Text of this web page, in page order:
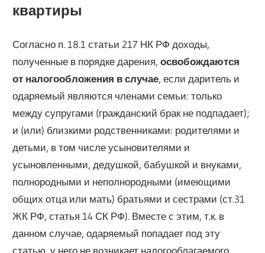
квартиры
Согласно п. 18.1 статьи 217 НК РФ доходы,
полученные в порядке дарения,освобождаются
от налогообложения в случае, если даритель и
одаряемый являются членами семьи: только
между супругами (гражданский брак не подпадает);
и (или) близкими родственниками: родителями и
детьми, в том числе усыновителями и
усыновленными, дедушкой, бабушкой и внуками,
полнородными и неполнородными (имеющими
общих отца или мать) братьями и сестрами (ст.31
ЖК РФ, статья 14 СК РФ). Вместе с этим, т.к. в
данном случае, одаряемый попадает под эту
статью, у него не возникает налогооблагаемого